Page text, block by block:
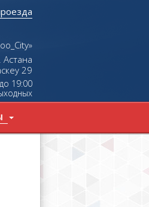
Астана
29
19:00